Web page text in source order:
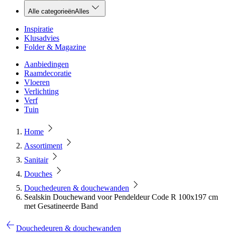
Alle categorieënAlles
Inspiratie
Klusadvies
Folder & Magazine
Aanbiedingen
Raamdecoratie
Vloeren
Verlichting
Verf
Tuin
Home
Assortiment
Sanitair
Douches
Douchedeuren & douchewanden
Sealskin Douchewand voor Pendeldeur Code R 100x197 cm
met Gesatineerde Band
Douchedeuren & douchewanden